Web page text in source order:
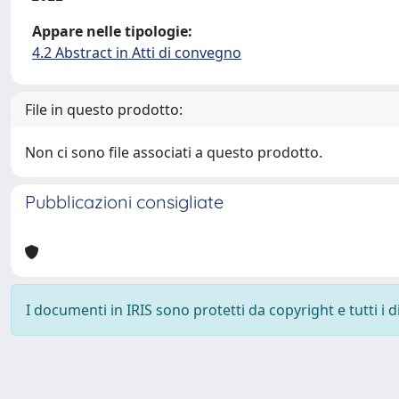
Appare nelle tipologie:
4.2 Abstract in Atti di convegno
File in questo prodotto:
Non ci sono file associati a questo prodotto.
Pubblicazioni consigliate
I documenti in IRIS sono protetti da copyright e tutti i